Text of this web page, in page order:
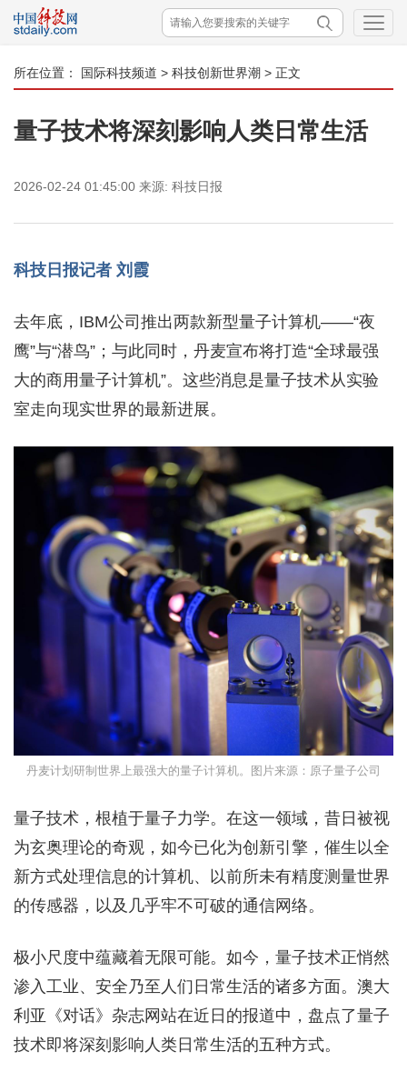
所在位置： 国际科技频道 > 科技创新世界潮 > 正文
量子技术将深刻影响人类日常生活
2026-02-24 01:45:00 来源: 科技日报
科技日报记者 刘霞
去年底，IBM公司推出两款新型量子计算机——“夜
鹰”与“潜鸟”；与此同时，丹麦宣布将打造“全球最强
大的商用量子计算机”。这些消息是量子技术从实验
室走向现实世界的最新进展。
丹麦计划研制世界上最强大的量子计算机。图片来源：原子量子公司
量子技术，根植于量子力学。在这一领域，昔日被视
为玄奥理论的奇观，如今已化为创新引擎，催生以全
新方式处理信息的计算机、以前所未有精度测量世界
的传感器，以及几乎牢不可破的通信网络。
极小尺度中蕴藏着无限可能。如今，量子技术正悄然
渗入工业、安全乃至人们日常生活的诸多方面。澳大
利亚《对话》杂志网站在近日的报道中，盘点了量子
技术即将深刻影响人类日常生活的五种方式。